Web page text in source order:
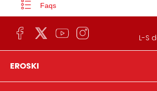
Faqs
L-S
EROSKI